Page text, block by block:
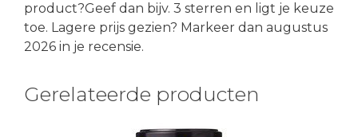
product?Geef dan bijv. 3 sterren en ligt je keuze
toe. Lagere prijs gezien? Markeer dan augustus
2026 in je recensie.
Gerelateerde producten